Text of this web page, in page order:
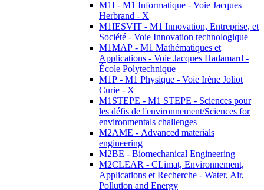
M1I - M1 Informatique - Voie Jacques
Herbrand - X
M1IESVIT - M1 Innovation, Entreprise, et
Société - Voie Innovation technologique
M1MAP - M1 Mathématiques et
Applications - Voie Jacques Hadamard -
École Polytechnique
M1P - M1 Physique - Voie Irène Joliot
Curie - X
M1STEPE - M1 STEPE - Sciences pour
les défis de l'environnement/Sciences for
environmentals challenges
M2AME - Advanced materials
engineering
M2BE - Biomechanical Engineering
M2CLEAR - CLimat, Environnement,
Applications et Recherche - Water, Air,
Pollution and Energy